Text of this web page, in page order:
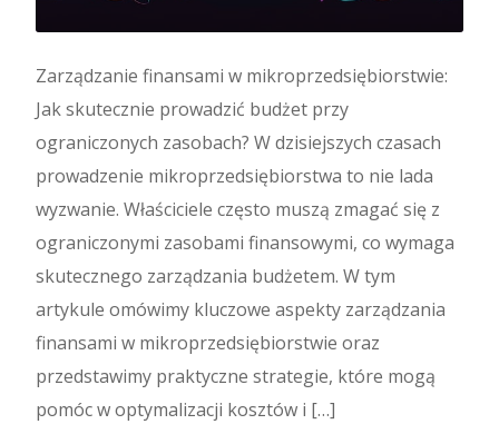
Zarządzanie finansami w mikroprzedsiębiorstwie:
Jak skutecznie prowadzić budżet przy
ograniczonych zasobach? W dzisiejszych czasach
prowadzenie mikroprzedsiębiorstwa to nie lada
wyzwanie. Właściciele często muszą zmagać się z
ograniczonymi zasobami finansowymi, co wymaga
skutecznego zarządzania budżetem. W tym
artykule omówimy kluczowe aspekty zarządzania
finansami w mikroprzedsiębiorstwie oraz
przedstawimy praktyczne strategie, które mogą
pomóc w optymalizacji kosztów i […]